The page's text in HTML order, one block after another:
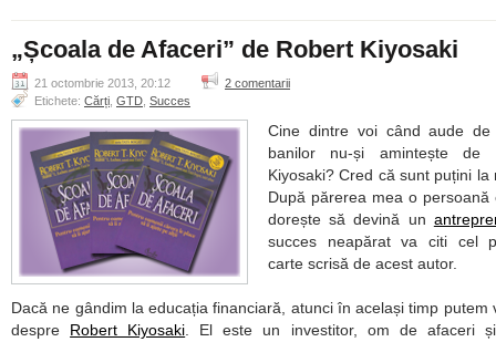
„Școala de Afaceri” de Robert Kiyosaki
21 octombrie 2013, 20:12
2 comentarii
Etichete: Cărți GTD Succes
Cine dintre voi când aude de
banilor nu-și amintește de
Kiyosaki? Cred că sunt puțini la
După părerea mea o persoană
dorește să devină un
succes neapărat va citi cel
carte scrisă de acest autor.
Dacă ne gândim la educația financiară, atunci în același timp putem
despre Robert Kiyosaki . El este un investitor, om de afaceri